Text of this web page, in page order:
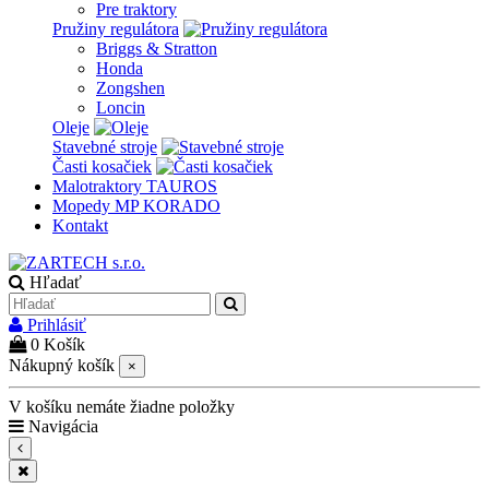
Pre traktory
Pružiny regulátora
Briggs & Stratton
Honda
Zongshen
Loncin
Oleje
Stavebné stroje
Časti kosačiek
Malotraktory TAUROS
Mopedy MP KORADO
Kontakt
Hľadať
Prihlásiť
0 Košík
Nákupný košík
×
V košíku nemáte žiadne položky
Navigácia